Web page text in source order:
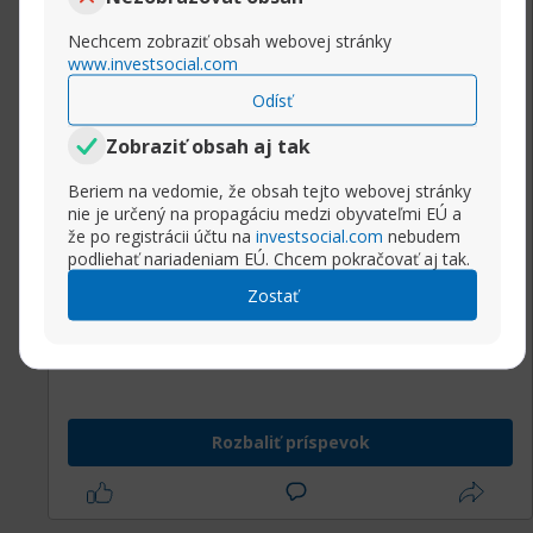
Nechcem zobraziť obsah webovej stránky
www.investsocial.com
Odísť
Zobraziť obsah aj tak
Beriem na vedomie, že obsah tejto webovej stránky
nie je určený na propagáciu medzi obyvateľmi EÚ a
že po registrácii účtu na investsocial.com nebudem
podliehať nariadeniam EÚ. Chcem pokračovať aj tak.
Zostať
https://www.google.cl/url?sa=t&url=h...nvar-
seasonvar
http://clients1.google.ng/url?sa=t&u...nvar-
seasonvar
https://wobla.ru/blank.php?href=http...var-
seasonvar/
https://comunidad.comprasdominicana....nvar-
seasonvar
http://uhrtest.rehbein.net/?
adresse=bit.ly%2Fseasonvar-seasonvar-
http://die-foto-kiste.com/url?q=http...nvar-
https://image.google.com.np/url?q=ht...nvar-
https://southfulton.membersthrive.co...nvar-
seasonvar
Rozbaliť príspevok